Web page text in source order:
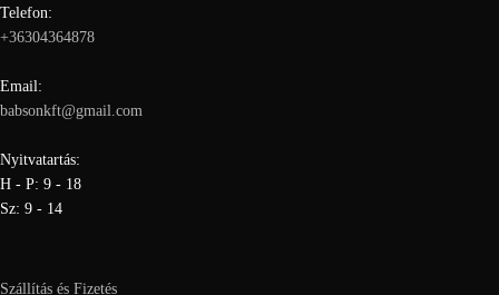
Telefon:
+36304364878
Email:
babsonkft@gmail.com
Nyitvatartás:
H - P: 9 - 18
Sz: 9 - 14
Szállítás és Fizetés